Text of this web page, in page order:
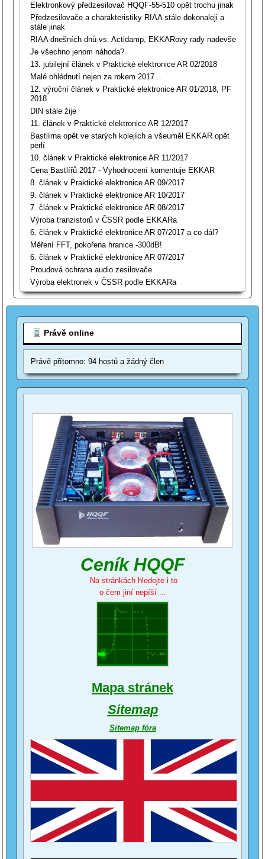
Elektronkový předzesilovač HQQF-55-510 opět trochu jinak
Předzesilovače a charakteristiky RIAA stále dokonaleji a
stále jinak
RIAA dnešních dnů vs. Actidamp, EKKARovy rady nadevše
Je všechno jenom náhoda?
13. jubilejní článek v Praktické elektronice AR 02/2018
Malé ohlédnutí nejen za rokem 2017...
12. výroční článek v Praktické elektronice AR 01/2018, PF
2018
DIN stále žije
11. článek v Praktické elektronice AR 12/2017
Bastlírna opět ve starých kolejích a všeuměl EKKAR opět
perlí
10. článek v Praktické elektronice AR 11/2017
Cena Bastlířů 2017 - Vyhodnocení komentuje EKKAR
8. článek v Praktické elektronice AR 09/2017
9. článek v Praktické elektronice AR 10/2017
7. článek v Praktické elektronice AR 08/2017
Výroba tranzistorů v ČSSR podle EKKARa
6. článek v Praktické elektronice AR 07/2017 a co dál?
Měření FFT, pokořena hranice -300dB!
6. článek v Praktické elektronice AR 07/2017
Proudová ochrana audio zesilovače
Výroba elektronek v ČSSR podle EKKARa
Právě online
Právě přítomno: 94 hostů a žádný člen
Ceník HQQF
Na stránkách hledejte i to
o čem jiní nepíší ...
Mapa stránek
Sitemap
Sitemap fóra